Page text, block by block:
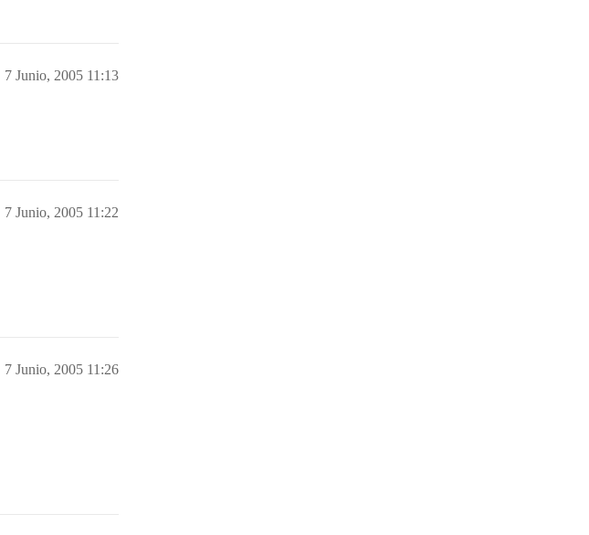
7 Junio, 2005 11:13
7 Junio, 2005 11:22
7 Junio, 2005 11:26